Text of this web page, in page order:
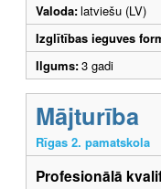
Valoda:latviešu (LV)
Izglītības ieguves
Ilgums:3 gadi
Mājturība
Rīgas 2. pamatskola
Profesionālā